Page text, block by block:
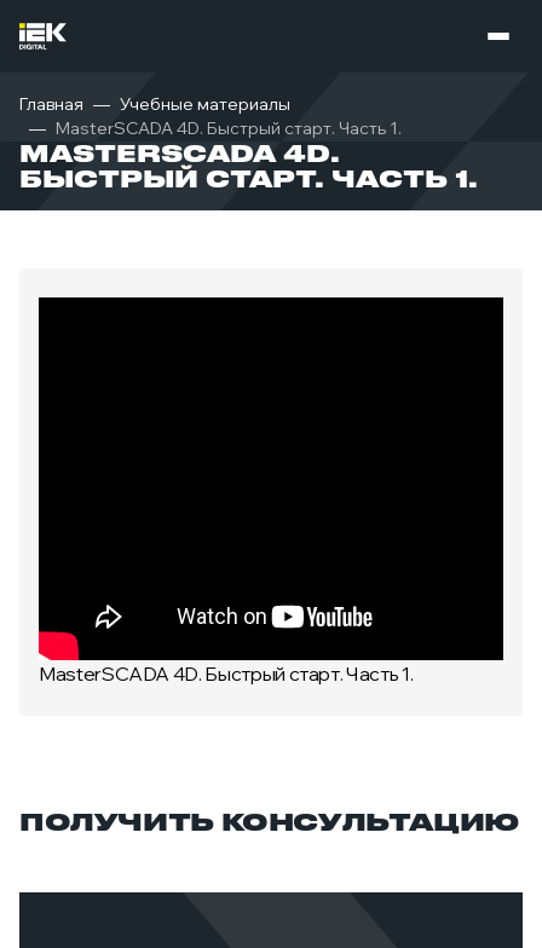
Главная
Учебные материалы
MasterSCADA 4D. Быстрый старт. Часть 1.
MASTERSCADA 4D.
БЫСТРЫЙ СТАРТ. ЧАСТЬ 1.
MasterSCADA 4D. Быстрый старт. Часть 1.
ПОЛУЧИТЬ КОНСУЛЬТАЦИЮ